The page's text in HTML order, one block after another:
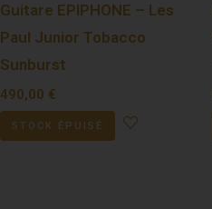
Guitare EPIPHONE – Les
Paul Junior Tobacco
Sunburst
490,00 €
STOCK ÉPUISÉ